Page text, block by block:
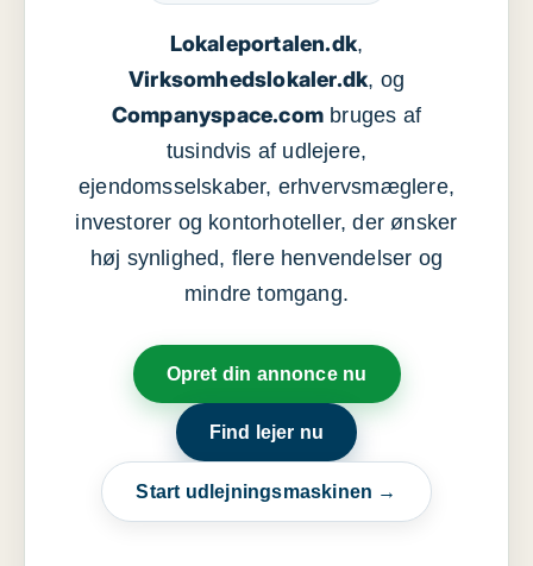
Lokaleportalen.dk,
Virksomhedslokaler.dk, og
Companyspace.com bruges af
tusindvis af udlejere,
ejendomsselskaber, erhvervsmæglere,
investorer og kontorhoteller, der ønsker
høj synlighed, flere henvendelser og
mindre tomgang.
Opret din annonce nu
Find lejer nu
Start udlejningsmaskinen →